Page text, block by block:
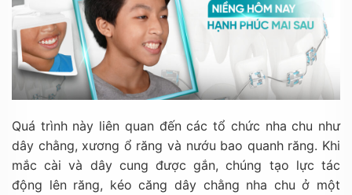
Quá trình này liên quan đến các tổ chức nha chu như
dây chằng, xương ổ răng và nướu bao quanh răng. Khi
mắc cài và dây cung được gắn, chúng tạo lực tác
động lên răng, kéo căng dây chằng nha chu ở một